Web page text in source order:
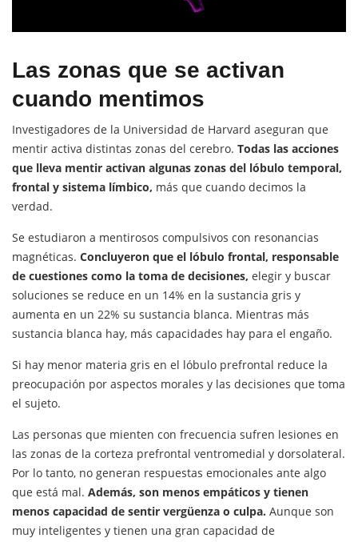
Las zonas que se activan
cuando mentimos
Investigadores de la Universidad de Harvard aseguran que
mentir activa distintas zonas del cerebro. Todas las acciones
que lleva mentir activan algunas zonas del lóbulo temporal,
frontal y sistema límbico, más que cuando decimos la
verdad.
Se estudiaron a mentirosos compulsivos con resonancias
magnéticas. Concluyeron que el lóbulo frontal, responsable
de cuestiones como la toma de decisiones, elegir y buscar
soluciones se reduce en un 14% en la sustancia gris y
aumenta en un 22% su sustancia blanca. Mientras más
sustancia blanca hay, más capacidades hay para el engaño.
Si hay menor materia gris en el lóbulo prefrontal reduce la
preocupación por aspectos morales y las decisiones que toma
el sujeto.
Las personas que mienten con frecuencia sufren lesiones en
las zonas de la corteza prefrontal ventromedial y dorsolateral.
Por lo tanto, no generan respuestas emocionales ante algo
que está mal. Además, son menos empáticos y tienen
menos capacidad de sentir vergüenza o culpa. Aunque son
muy inteligentes y tienen una gran capacidad de